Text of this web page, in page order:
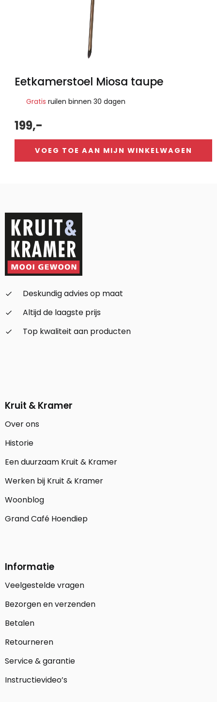
Eetkamerstoel Miosa taupe
Gratis ruilen binnen 30 dagen
199,-
VOEG TOE AAN MIJN WINKELWAGEN
check_small
Deskundig advies op maat
check_small
Altijd de laagste prijs
check_small
Top kwaliteit aan producten
Kruit & Kramer
Over ons
Historie
Een duurzaam Kruit & Kramer
Werken bij Kruit & Kramer
Woonblog
Grand Café Hoendiep
Informatie
Veelgestelde vragen
Bezorgen en verzenden
Betalen
Retourneren
Service & garantie
Instructievideo’s